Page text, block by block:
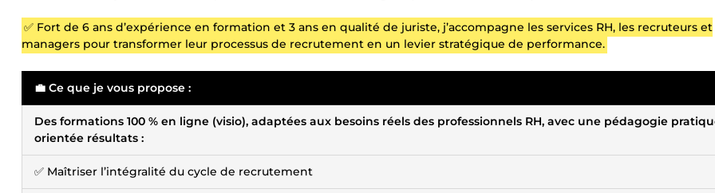
✅ Fort de 6 ans d’expérience en formation et 3 ans en qualité de juriste, j’accompagne les services RH, les recruteurs et
managers pour transformer leur processus de recrutement en un levier stratégique de performance.
💼 Ce que je vous propose :
Des formations 100 % en ligne (visio), adaptées aux besoins réels des professionnels RH, avec une pédagogie
orientée résultats :
✅ Maîtriser l’intégralité du cycle de recrutement